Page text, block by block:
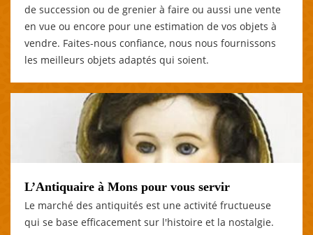
de succession ou de grenier à faire ou aussi une vente
en vue ou encore pour une estimation de vos objets à
vendre. Faites-nous confiance, nous nous fournissons
les meilleurs objets adaptés qui soient.
L’Antiquaire à Mons pour vous servir
Le marché des antiquités est une activité fructueuse
qui se base efficacement sur l'histoire et la nostalgie.